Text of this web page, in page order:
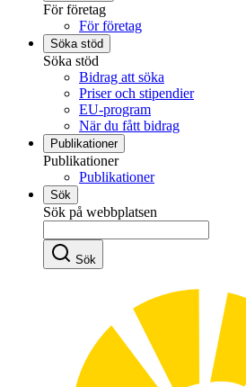
För företag
För företag
Söka stöd
Söka stöd
Bidrag att söka
Priser och stipendier
EU-program
När du fått bidrag
Publikationer
Publikationer
Publikationer
Sök
Sök på webbplatsen
Sök